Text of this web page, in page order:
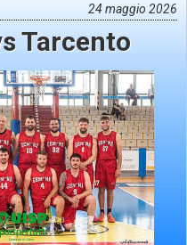
24 maggio 2026
Tarcento